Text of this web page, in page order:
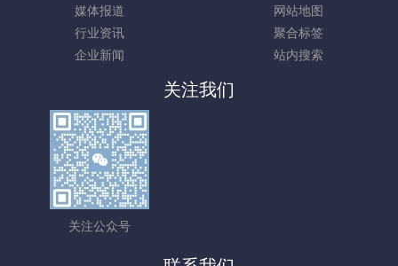
媒体报道
行业资讯
企业新闻
网站地图
聚合标签
站内搜索
关注我们
关注公众号